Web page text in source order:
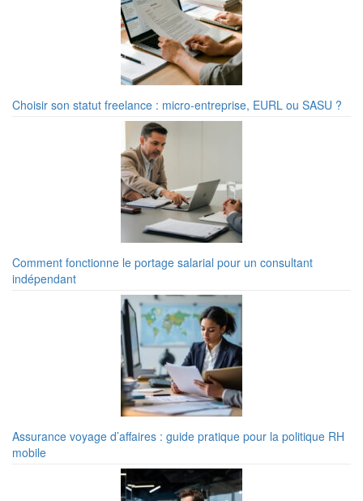
Choisir son statut freelance : micro-entreprise, EURL ou SASU ?
Comment fonctionne le portage salarial pour un consultant
indépendant
Assurance voyage d’affaires : guide pratique pour la politique RH
mobile